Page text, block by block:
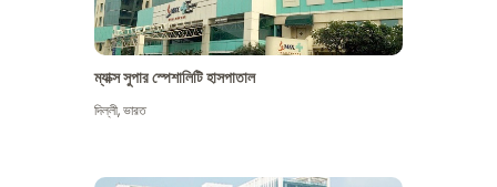
ম্যাক্স সুপার স্পেশালিটি হাসপাতাল
দিল্লী,ভারত